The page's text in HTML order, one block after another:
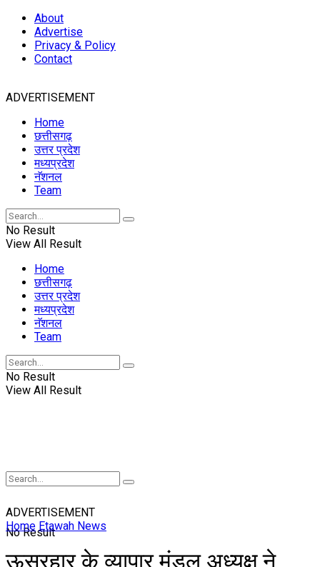
About
Advertise
Privacy & Policy
Contact
ADVERTISEMENT
Home
छत्तीसगढ़
उत्तर प्रदेश
मध्यप्रदेश
नॅशनल
Team
No Result
View All Result
Home
छत्तीसगढ़
उत्तर प्रदेश
मध्यप्रदेश
नॅशनल
Team
No Result
View All Result
No Result
ADVERTISEMENT
Home Etawah News